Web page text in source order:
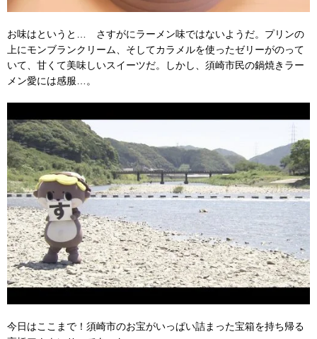
お味はというと… さすがにラーメン味ではないようだ。プリンの
上にモンブランクリーム、そしてカラメルを使ったゼリーがのって
いて、甘くて美味しいスイーツだ。しかし、須崎市民の鍋焼きラー
メン愛には感服…。
今日はここまで！須崎市のお宝がいっぱい詰まった宝箱を持ち帰る